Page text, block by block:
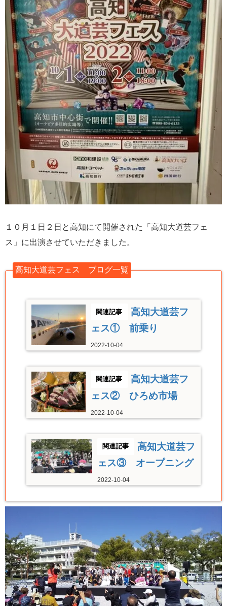
１０月１日２日と高知にて開催された「高知大道芸フェ
ス」に出演させていただきました。
高知大道芸フェス ブログ一覧
高知大道芸フ
ェス① 前乗り
2022-10-04
高知大道芸フ
ェス② ひろめ市場
2022-10-04
高知大道芸フ
ェス③ オープニング
2022-10-04